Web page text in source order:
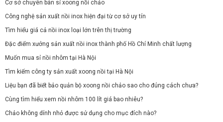
Cơ sở chuyên bán sỉ xoong nồi chảo
Công nghệ sản xuất nồi inox hiện đại từ cơ sở uy tín
Tìm hiểu giá cả nồi inox loại lớn trên thị trường
Đặc điểm xưởng sản xuất nồi inox thành phố Hồ Chí Minh chất lượng
Muốn mua sỉ nồi nhôm tại Hà Nội
Tìm kiếm công ty sản xuất xoong nồi tại Hà Nội
Liệu bạn đã biết bảo quản bộ xoong nồi chảo sao cho đúng cách chưa?
Cùng tìm hiểu xem nồi nhôm 100 lít giá bao nhiêu?
Chảo không dính nhỏ được sử dụng cho mục đích nào?